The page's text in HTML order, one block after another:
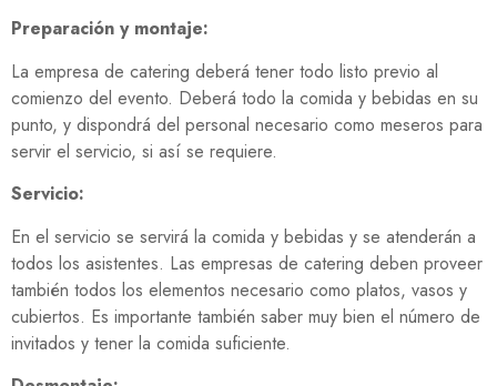
Preparación y montaje:
La empresa de catering deberá tener todo listo previo al
comienzo del evento. Deberá todo la comida y bebidas en su
punto, y dispondrá del personal necesario como meseros para
servir el servicio, si así se requiere.
Servicio:
En el servicio se servirá la comida y bebidas y se atenderán a
todos los asistentes. Las empresas de catering deben proveer
también todos los elementos necesario como platos, vasos y
cubiertos. Es importante también saber muy bien el número de
invitados y tener la comida suficiente.